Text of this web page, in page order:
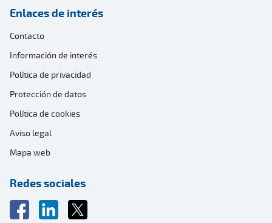
Enlaces de interés
Contacto
Información de interés
Política de privacidad
Protección de datos
Política de cookies
Aviso legal
Mapa web
Redes sociales